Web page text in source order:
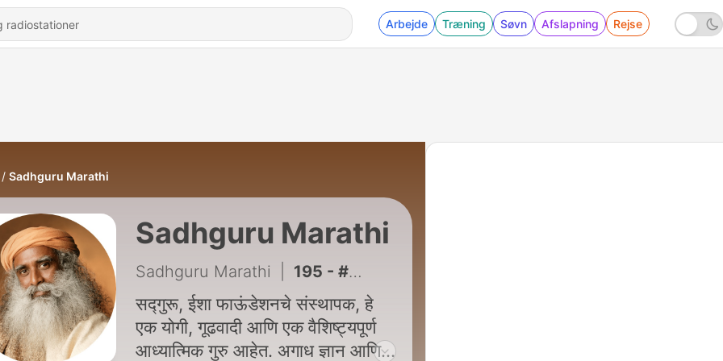
Arbejde Træning Søvn Afslapning Rejse
Sadhguru Marathi
Sadhguru Marathi
Sadhguru Marathi 195 - #195 - तुमच्या मुलांना तुमच्यापेक्षा चांगलं कसं बनवाल? | Make Parenting a Joyful Process
सद्गुरू, ईशा फाऊंडेशनचे संस्थापक, हे
एक योगी, गूढवादी आणि एक वैशिष्ट्यपूर्ण
आध्यात्मिक गुरु आहेत. अगाध ज्ञान आणि